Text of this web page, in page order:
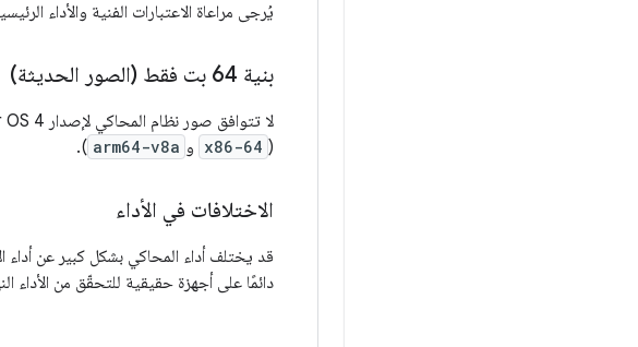
يُرجى مراعاة الاعتبارات الفنية والأداء
بنية 64 بت فقط (الصور الحديثة)
لا تتوافق صور نظام المحاكي لإصدار Wear OS 4 (المستوى 33 لواجهة برمجة التطبيقات) والإصدارات الأحدث إلا مع
(
x86-64 و arm64-v8a
).
الاختلافات في الأداء
قد يختلف أداء المحاكي بشكل كبير عن أداء
دائمًا على أجهزة حقيقية للتحقّق من الأداء